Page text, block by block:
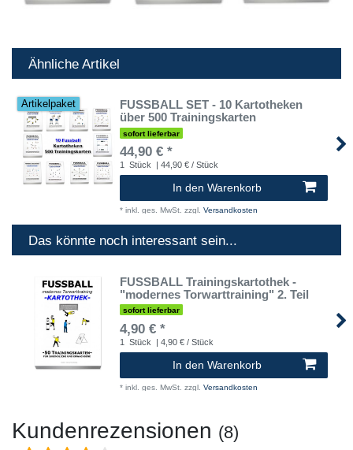
Ähnliche Artikel
Artikelpaket
FUSSBALL SET - 10 Kartotheken
über 500 Trainingskarten
sofort lieferbar
44,90 € *
1 Stück | 44,90 € / Stück
In den Warenkorb
* inkl. ges. MwSt. zzgl. Versandkosten
Das könnte noch interessant sein...
FUSSBALL Trainingskartothek -
"modernes Torwarttraining" 2. Teil
sofort lieferbar
4,90 € *
1 Stück | 4,90 € / Stück
In den Warenkorb
* inkl. ges. MwSt. zzgl. Versandkosten
Kundenrezensionen (8)